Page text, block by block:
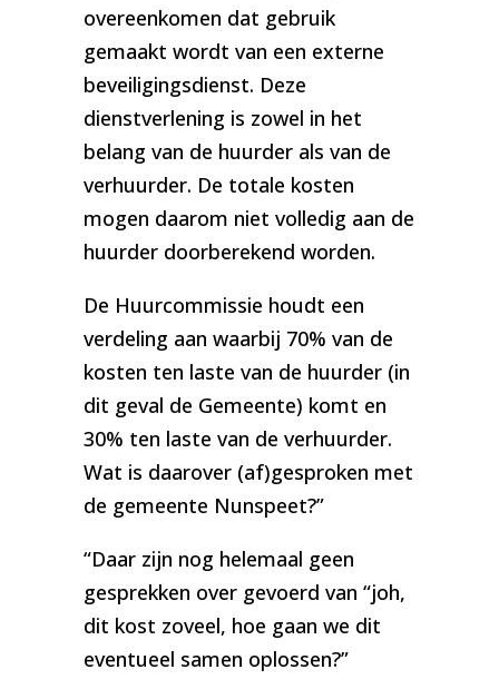
overeenkomen dat gebruik
gemaakt wordt van een externe
beveiligingsdienst. Deze
dienstverlening is zowel in het
belang van de huurder als van de
verhuurder. De totale kosten
mogen daarom niet volledig aan de
huurder doorberekend worden.
De Huurcommissie houdt een
verdeling aan waarbij 70% van de
kosten ten laste van de huurder (in
dit geval de Gemeente) komt en
30% ten laste van de verhuurder.
Wat is daarover (af)gesproken met
de gemeente Nunspeet?”
“Daar zijn nog helemaal geen
gesprekken over gevoerd van “joh,
dit kost zoveel, hoe gaan we dit
eventueel samen oplossen?”